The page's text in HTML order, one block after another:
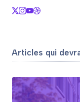
Articles qui